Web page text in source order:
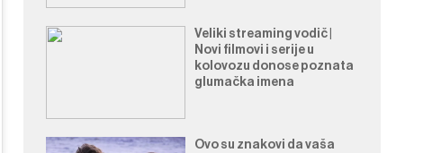
Veliki streaming vodič |
Novi filmovi i serije u
kolovozu donose poznata
glumačka imena
Ovo su znakovi da vaša